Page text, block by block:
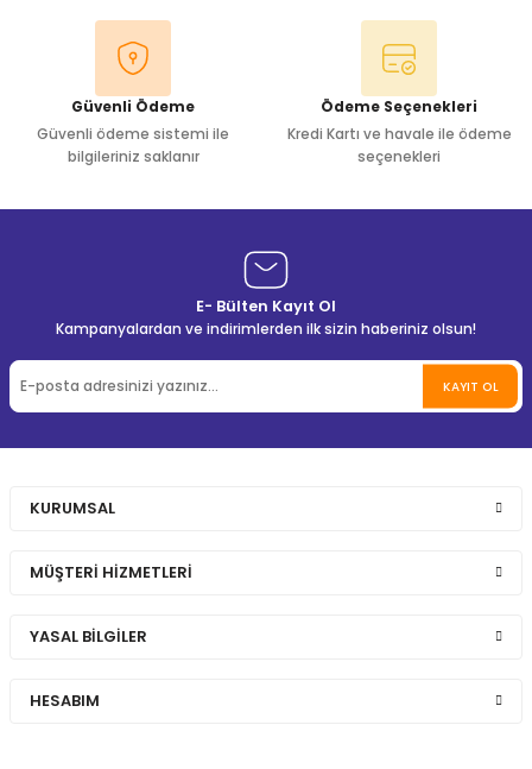
Güvenli Ödeme
Güvenli ödeme sistemi ile
bilgileriniz saklanır
Ödeme Seçenekleri
Kredi Kartı ve havale ile ödeme
seçenekleri
E- Bülten Kayıt Ol
Kampanyalardan ve indirimlerden ilk sizin haberiniz olsun!
KAYIT OL
KURUMSAL
MÜŞTERİ HİZMETLERİ
YASAL BİLGİLER
HESABIM